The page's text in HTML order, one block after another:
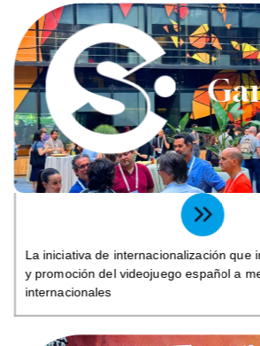
La iniciativa de internacionalización que
y promoción del videojuego español a
internacionales